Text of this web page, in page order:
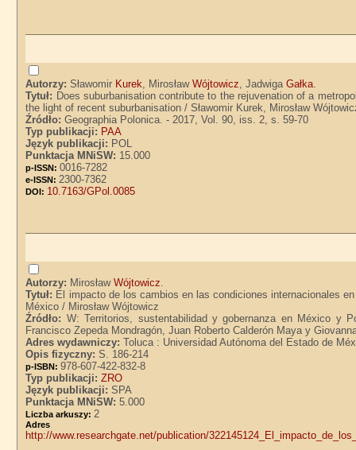
Autorzy:Sławomir Kurek, MirosławWójtowicz, JadwigaGałka.
Tytuł: Does suburbanisation contribute to the rejuvenation of a
the light of recent suburbanisation / Sławomir Kurek, Mirosław
Źródło:Geographia Polonica. - 2017, Vol. 90, iss. 2, s. 59-70
Typ publikacji: PAA
Język publikacji: POL
Punktacja MNiSW: 15.000
p-ISSN:0016-7282
e-ISSN: 2300-7362
DOI: 10.7163/GPol.0085
Autorzy: MirosławWójtowicz.
Tytuł: El impacto de los cambios en las condiciones internacionales
México / Mirosław Wójtowicz
Źródło: W: Territorios, sustentabilidad y gobernanza en México y
Francisco Zepeda Mondragón, Juan Roberto Calderón Maya y
Adres wydawniczy:Toluca : Universidad Autónoma del Estado de
Opis fizyczny:S. 186-214
p-ISBN:978-607-422-832-8
Typ publikacji:ZRO
Język publikacji:SPA
Punktacja MNiSW:5.000
Liczba arkuszy: 2
http://www.researchgate.net/publication/